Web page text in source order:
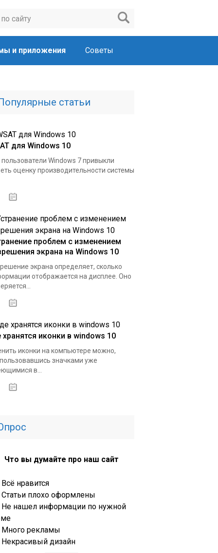
и приложения Советы
статьи
для Windows 10
пользователи Windows 7 привыкли
оценку производительности системы
проблем с изменением
экрана на Windows 10
экрана определяет, сколько
отображается на дисплее. Оно
хранятся иконки в windows 10
иконки на компьютере можно,
значками уже
в...
Что вы думайте про наш сайт
Всё нравится
Статьи плохо оформлены
Не нашел информации по нужной
Много рекламы
Некрасивый дизайн